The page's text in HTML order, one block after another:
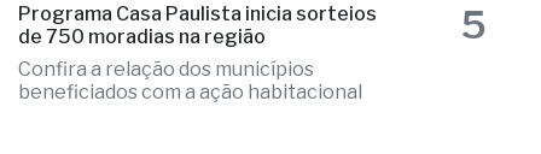
Programa Casa Paulista inicia sorteios
de 750 moradias na região
Confira a relação dos municípios
beneficiados com a ação habitacional
5